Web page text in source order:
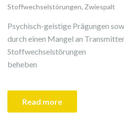
Stoffwechselstörungen, Zwiespalt
Psychisch-geistige Prägungen
durch einen Mangel an
Stoffwechselstörungen
beheben
Read more